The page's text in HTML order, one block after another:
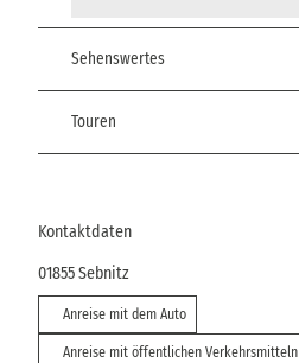
Sehenswertes
Touren
Kontaktdaten
01855Sebnitz
Anreise mit dem Auto
Anreise mit öffentlichen Verkehrsmitteln